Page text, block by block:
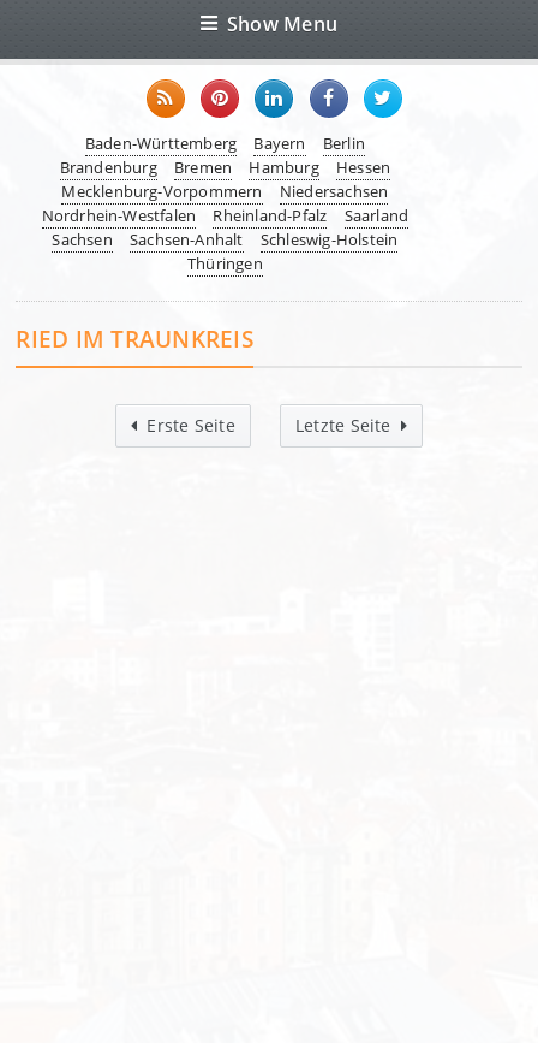
Show Menu
Baden-Württemberg Bayern
Berlin
Brandenburg
Bremen Hamburg
Hessen
Mecklenburg-Vorpommern
Niedersachsen
Nordrhein-Westfalen
Rheinland-Pfalz
Saarland
Sachsen
Sachsen-Anhalt
Schleswig-Holstein
Thüringen
RIED IM TRAUNKREIS
Erste Seite Letzte Seite